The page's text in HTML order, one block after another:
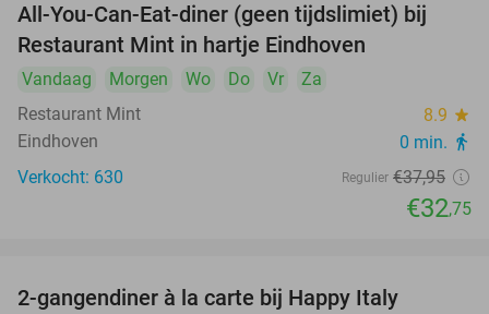
14%
All-You-Can-Eat-diner (geen tijdslimiet) bij
Restaurant Mint in hartje Eindhoven
Vandaag Morgen Wo Do Vr
Za
Restaurant Mint
8.9 star
Eindhoven 0 min. directions_walk
Verkocht: 630 Regulier €37,95
€32,75
2-gangendiner à la carte bij Happy Italy